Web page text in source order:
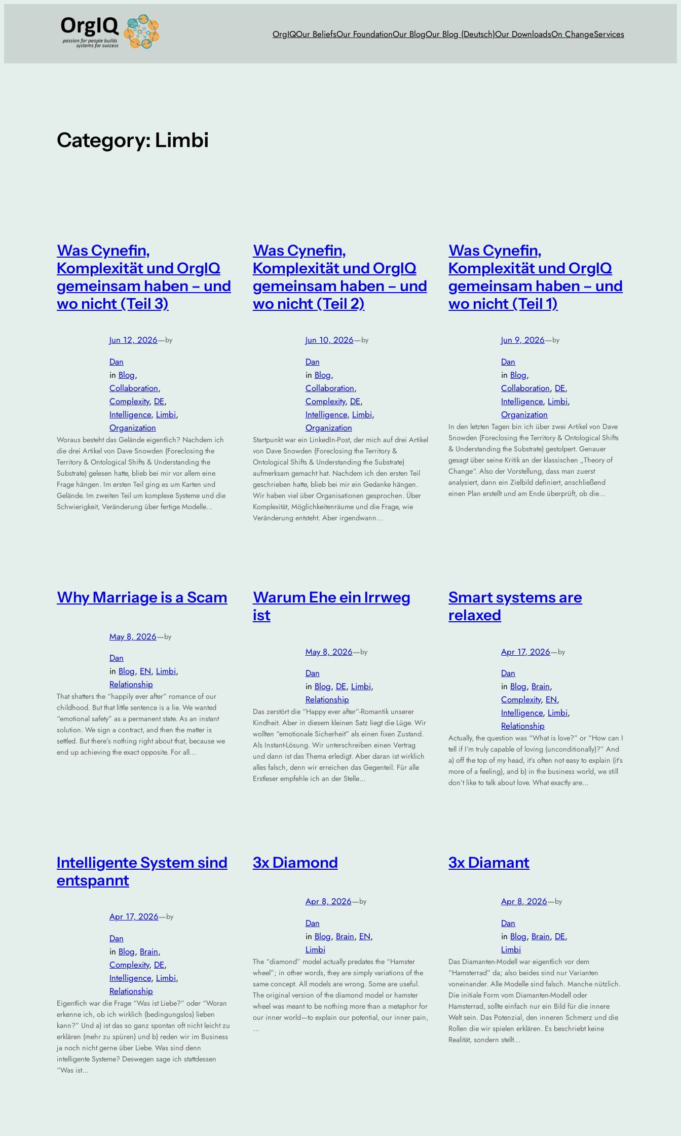
OrgIQOur BeliefsOur FoundationOur BlogOur Blog (Deutsch)Our DownloadsOn ChangeServices
Category: Limbi
Was Cynefin,
Komplexität und OrgIQ
gemeinsam haben – und
wo nicht (Teil 3)
Jun 12, 2026—by
Dan
in Blog
Collaboration
Complexity, DE
Intelligence, Limbi
Organization
Woraus besteht das Gelände eigentlich? Nachdem ich
die drei Artikel von Dave Snowden (Foreclosing the
Territory & Ontological Shifts & Understanding the
Substrate) gelesen hatte, blieb bei mir vor allem eine
Frage hängen. Im ersten Teil ging es um Karten und
Gelände. Im zweiten Teil um komplexe Systeme und die
Schwierigkeit, Veränderung über fertige Modelle…
Was Cynefin,
Komplexität und OrgIQ
gemeinsam haben – und
wo nicht (Teil 2)
Jun 10, 2026—by
Dan
in Blog
Collaboration
Complexity, DE
Intelligence, Limbi
Organization
Startpunkt war ein LinkedIn-Post, der mich auf drei Artikel
von Dave Snowden (Foreclosing the Territory &
Ontological Shifts & Understanding the Substrate)
aufmerksam gemacht hat. Nachdem ich den ersten Teil
geschrieben hatte, blieb bei mir ein Gedanke hängen.
Wir haben viel über Organisationen gesprochen. Über
Komplexität, Möglichkeitenräume und die Frage, wie
Veränderung entsteht. Aber irgendwann…
Was Cynefin,
Komplexität und OrgIQ
gemeinsam haben – und
wo nicht (Teil 1)
Jun 9, 2026—by
Dan
in Blog
Collaboration, DE
Intelligence, Limbi
Organization
In den letzten Tagen bin ich über zwei Artikel von Dave
Snowden (Foreclosing the Territory & Ontological Shifts
& Understanding the Substrate) gestolpert. Genauer
gesagt über seine Kritik an der klassischen „Theory of
Change“. Also der Vorstellung, dass man zuerst
analysiert, dann ein Zielbild definiert, anschließend
einen Plan erstellt und am Ende überprüft, ob die…
Why Marriage is a Scam
May 8, 2026—by
Dan
in Blog, EN, Limbi
Relationship
That shatters the “happily ever after” romance of our
childhood. But that little sentence is a lie. We wanted
“emotional safety” as a permanent state. As an instant
solution. We sign a contract, and then the matter is
settled. But there’s nothing right about that, because we
end up achieving the exact opposite. For all…
Warum Ehe ein Irrweg
ist
May 8, 2026—by
Dan
in Blog, DE, Limbi
Relationship
Das zerstört die “Happy ever after”-Romantik unserer
Kindheit. Aber in diesem kleinen Satz liegt die Lüge. Wir
wollten “emotionale Sicherheit” als einen fixen Zustand.
Als Instant-Lösung. Wir unterschreiben einen Vertrag
und dann ist das Thema erledigt. Aber daran ist wirklich
alles falsch, denn wir erreichen das Gegenteil. Für alle
Erstleser empfehle ich an der Stelle…
Smart systems are
relaxed
Apr 17, 2026—by
Dan
in Blog, Brain
Complexity, EN
Intelligence, Limbi
Relationship
Actually, the question was “What is love?” or “How can I
tell if I’m truly capable of loving (unconditionally)?” And
a) off the top of my head, it’s often not easy to explain (it’s
more of a feeling), and b) in the business world, we still
don’t like to talk about love. What exactly are…
Intelligente System sind
entspannt
Apr 17, 2026—by
Dan
in Blog, Brain
Complexity, DE
Intelligence, Limbi
Relationship
Eigentlich war die Frage “Was ist Liebe?” oder “Woran
erkenne ich, ob ich wirklich (bedingungslos) lieben
kann?” Und a) ist das so ganz spontan oft nicht leicht zu
erklären (mehr zu spüren) und b) reden wir im Business
ja noch nicht gerne über Liebe. Was sind denn
intelligente Systeme? Deswegen sage ich stattdessen
“Was ist…
3x Diamond
Apr 8, 2026—by
Dan
in Blog, Brain, EN
Limbi
The “diamond” model actually predates the “Hamster
wheel”; in other words, they are simply variations of the
same concept. All models are wrong. Some are useful.
The original version of the diamond model or hamster
wheel was meant to be nothing more than a metaphor for
our inner world—to explain our potential, our inner pain,
…
3x Diamant
Apr 8, 2026—by
Dan
in Blog, Brain, DE
Limbi
Das Diamanten-Modell war eigentlich vor dem
“Hamsterrad” da; also beides sind nur Varianten
voneinander. Alle Modelle sind falsch. Manche nützlich.
Die initiale Form vom Diamanten-Modell oder
Hamsterrad, sollte einfach nur ein Bild für die innere
Welt sein. Das Potenzial, den inneren Schmerz und die
Rollen die wir spielen erklären. Es beschriebt keine
Realität, sondern stellt…